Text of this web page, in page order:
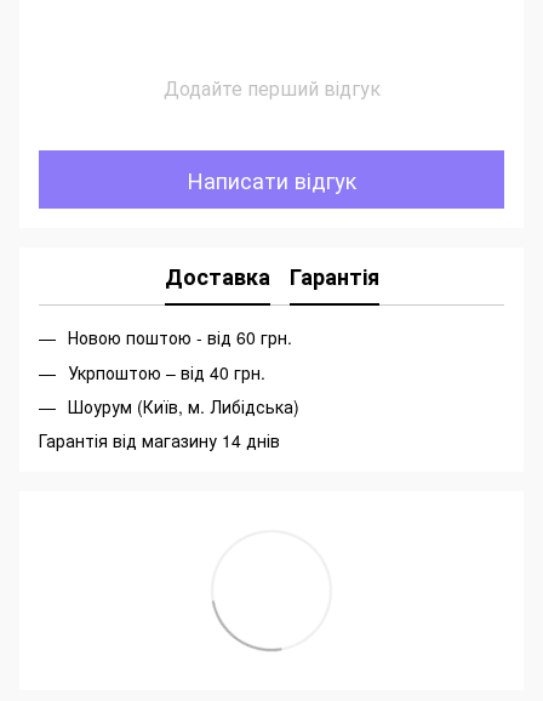
Додайте перший відгук
Написати відгук
Доставка Гарантія
Новою поштою - від 60 грн.
Укрпоштою – від 40 грн.
Шоурум (Київ, м. Либідська)
Гарантія від магазину 14 днів